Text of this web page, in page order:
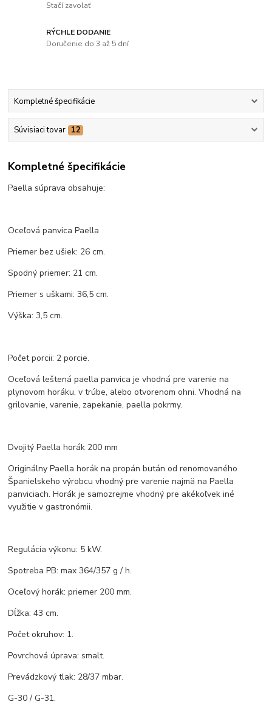
Stačí zavolať
RÝCHLE DODANIE
Doručenie do 3 až 5 dní
Kompletné špecifikácie
Súvisiaci tovar 12
Kompletné špecifikácie
Paella súprava obsahuje:
Oceľová panvica Paella
Priemer bez ušiek: 26 cm.
Spodný priemer: 21 cm.
Priemer s uškami: 36,5 cm.
Výška: 3,5 cm.
Počet porcii: 2 porcie.
Oceľová leštená paella panvica je vhodná pre varenie na
plynovom horáku, v trúbe, alebo otvorenom ohni. Vhodná na
grilovanie, varenie, zapekanie, paella pokrmy.
Dvojitý Paella horák 200 mm
Originálny Paella horák na propán bután od renomovaného
Španielskeho výrobcu vhodný pre varenie najmä na Paella
panviciach. Horák je samozrejme vhodný pre akékoľvek iné
využitie v gastronómii.
Regulácia výkonu: 5 kW.
Spotreba PB: max 364/357 g / h.
Oceľový horák: priemer 200 mm.
Dĺžka: 43 cm.
Počet okruhov: 1.
Povrchová úprava: smalt.
Prevádzkový tlak: 28/37 mbar.
G-30 / G-31.